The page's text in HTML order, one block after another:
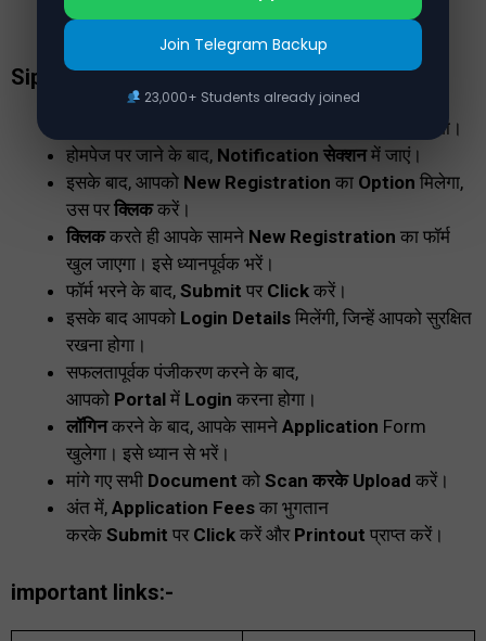
मोबाइल नंबर
Sipahi Vacancy 2024आवेदन कैसे करें?
पर जाना होगा।
होमपेज पर जाने के बाद, Notification सेक्शनमें जाएं।
इसके बाद, आपको New Registration का Option मिलेगा,
उस परक्लिककरें।
क्लिककरते ही आपके सामने New Registration का फॉर्म
खुल जाएगा। इसे ध्यानपूर्वक भरें।
फॉर्म भरने के बाद, Submit पर Click करें।
इसके बाद आपको Login Details मिलेंगी, जिन्हें आपको सुरक्षित
रखना होगा।
सफलतापूर्वक पंजीकरण करने के बाद,
आपको Portal में Login करना होगा।
लॉगिनकरने के बाद, आपके सामने Application Form
खुलेगा। इसे ध्यान से भरें।
मांगे गए सभी Document को Scan करके Upload करें।
अंत में, Application Fees का भुगतान
करके Submit पर Click करें और Printout प्राप्त करें।
important links:-
Join Telegram Backup
23,000+ Students already joined